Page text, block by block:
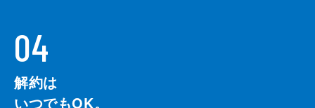
04
解約は
いつでもOK。